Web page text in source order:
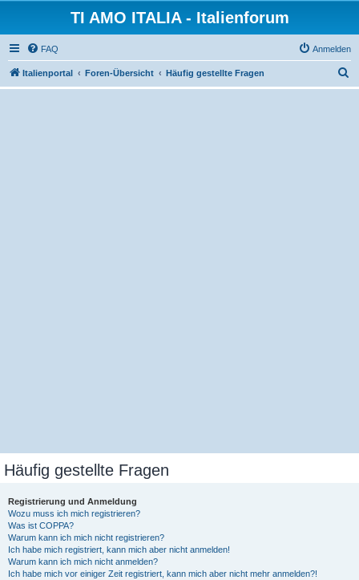
TI AMO ITALIA - Italienforum
FAQ Anmelden
Italienportal Foren-Übersicht Häufig gestellte Fragen
u
Häufig gestellte Fragen
Registrierung und Anmeldung
Wozu muss ich mich registrieren?
Was ist COPPA?
Warum kann ich mich nicht registrieren?
Ich habe mich registriert, kann mich aber nicht anmelden!
Warum kann ich mich nicht anmelden?
Ich habe mich vor einiger Zeit registriert, kann mich aber nicht mehr anmelden?!